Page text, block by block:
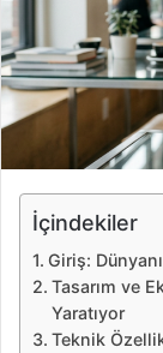
s
t
n
m
e
İçindekiler
Giriş:
Tasarım ve
Yaratıyor
Teknik